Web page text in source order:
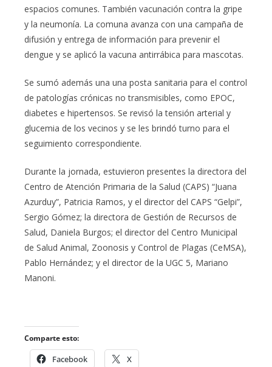
espacios comunes. También vacunación contra la gripe
y la neumonía. La comuna avanza con una campaña de
difusión y entrega de información para prevenir el
dengue y se aplicó la vacuna antirrábica para mascotas.
Se sumó además una una posta sanitaria para el control
de patologías crónicas no transmisibles, como EPOC,
diabetes e hipertensos. Se revisó la tensión arterial y
glucemia de los vecinos y se les brindó turno para el
seguimiento correspondiente.
Durante la jornada, estuvieron presentes la directora del
Centro de Atención Primaria de la Salud (CAPS) “Juana
Azurduy”, Patricia Ramos, y el director del CAPS “Gelpi”,
Sergio Gómez; la directora de Gestión de Recursos de
Salud, Daniela Burgos; el director del Centro Municipal
de Salud Animal, Zoonosis y Control de Plagas (CeMSA),
Pablo Hernández; y el director de la UGC 5, Mariano
Manoni.
Comparte esto:
Facebook X